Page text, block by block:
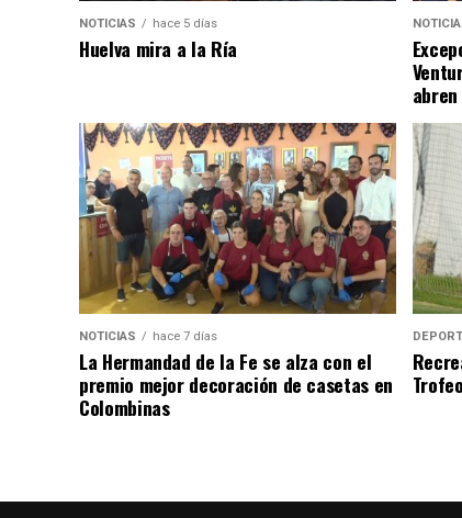
NOTICIAS hace 5 días
Huelva mira a la Ría
NOTICIAS hace 7 días
La Hermandad de la Fe se alza con el
premio mejor decoración de casetas en
Colombinas